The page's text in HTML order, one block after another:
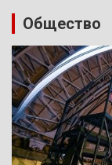
Общество